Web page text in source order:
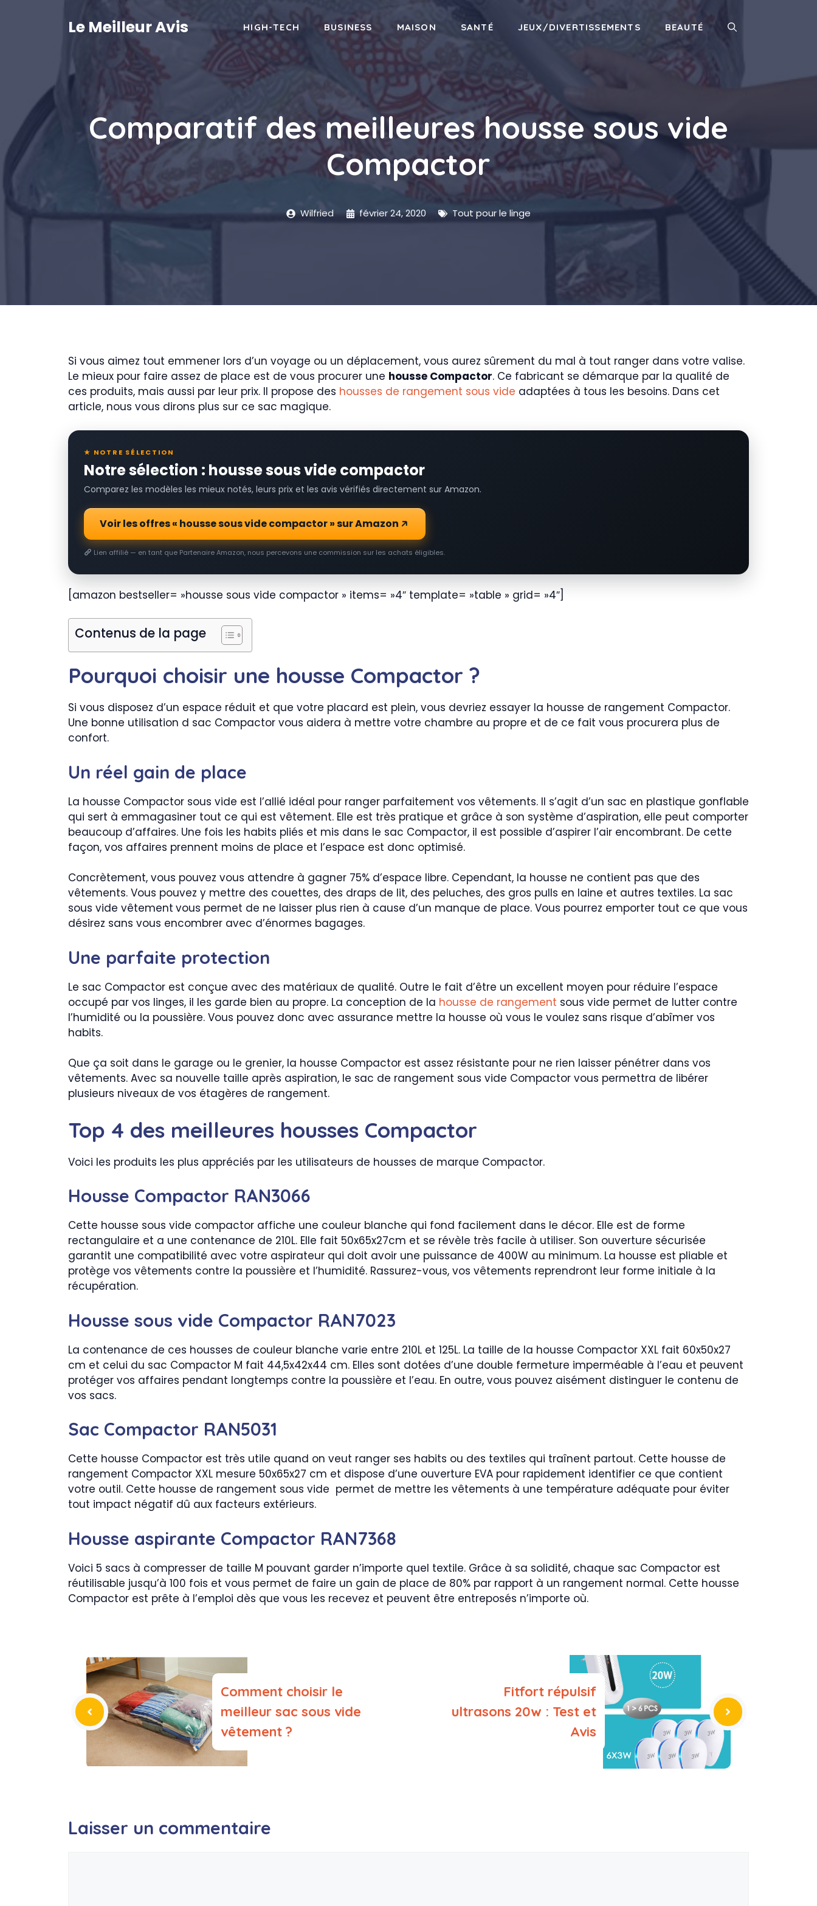
Le Meilleur Avis HIGH-TECH BUSINESS MAISON SANTÉ JEUX/DIVERTISSEMENTS BEAUTÉ
Comparatif des meilleures housse sous vide
Compactor
Wilfried février 24, 2020 Tout pour le linge
Si vous aimez tout emmener lors d’un voyage ou un déplacement, vous aurez sûrement du mal à tout ranger dans votre valise.
Le mieux pour faire assez de place est de vous procurer une housse Compactor. Ce fabricant se démarque par la qualité de
ces produits, mais aussi par leur prix. Il propose des housses de rangement sous vide adaptées à tous les besoins. Dans cet
article, nous vous dirons plus sur ce sac magique.
★ NOTRE SÉLECTION
Notre sélection : housse sous vide compactor
Comparez les modèles les mieux notés, leurs prix et les avis vérifiés directement sur Amazon.
Voir les offres « housse sous vide compactor » sur Amazon
Lien affilié — en tant que Partenaire Amazon, nous percevons une commission sur les achats éligibles.
[amazon bestseller= »housse sous vide compactor » items= »4″ template= »table » grid= »4″]
Contenus de la page
Pourquoi choisir une housse Compactor ?
Si vous disposez d’un espace réduit et que votre placard est plein, vous devriez essayer la housse de rangement Compactor.
Une bonne utilisation d sac Compactor vous aidera à mettre votre chambre au propre et de ce fait vous procurera plus de
confort.
Un réel gain de place
La housse Compactor sous vide est l’allié idéal pour ranger parfaitement vos vêtements. Il s’agit d’un sac en plastique gonflable
qui sert à emmagasiner tout ce qui est vêtement. Elle est très pratique et grâce à son système d’aspiration, elle peut comporter
beaucoup d’affaires. Une fois les habits pliés et mis dans le sac Compactor, il est possible d’aspirer l’air encombrant. De cette
façon, vos affaires prennent moins de place et l’espace est donc optimisé.
Concrètement, vous pouvez vous attendre à gagner 75% d’espace libre. Cependant, la housse ne contient pas que des
vêtements. Vous pouvez y mettre des couettes, des draps de lit, des peluches, des gros pulls en laine et autres textiles. La sac
sous vide vêtement vous permet de ne laisser plus rien à cause d’un manque de place. Vous pourrez emporter tout ce que vous
désirez sans vous encombrer avec d’énormes bagages.
Une parfaite protection
Le sac Compactor est conçue avec des matériaux de qualité. Outre le fait d’être un excellent moyen pour réduire l’espace
occupé par vos linges, il les garde bien au propre. La conception de la housse de rangement sous vide permet de lutter contre
l’humidité ou la poussière. Vous pouvez donc avec assurance mettre la housse où vous le voulez sans risque d’abîmer vos
habits.
Que ça soit dans le garage ou le grenier, la housse Compactor est assez résistante pour ne rien laisser pénétrer dans vos
vêtements. Avec sa nouvelle taille après aspiration, le sac de rangement sous vide Compactor vous permettra de libérer
plusieurs niveaux de vos étagères de rangement.
Top 4 des meilleures housses Compactor
Voici les produits les plus appréciés par les utilisateurs de housses de marque Compactor.
Housse Compactor RAN3066
Cette housse sous vide compactor affiche une couleur blanche qui fond facilement dans le décor. Elle est de forme
rectangulaire et a une contenance de 210L. Elle fait 50x65x27cm et se révèle très facile à utiliser. Son ouverture sécurisée
garantit une compatibilité avec votre aspirateur qui doit avoir une puissance de 400W au minimum. La housse est pliable et
protège vos vêtements contre la poussière et l’humidité. Rassurez-vous, vos vêtements reprendront leur forme initiale à la
récupération.
Housse sous vide Compactor RAN7023
La contenance de ces housses de couleur blanche varie entre 210L et 125L. La taille de la housse Compactor XXL fait 60x50x27
cm et celui du sac Compactor M fait 44,5x42x44 cm. Elles sont dotées d’une double fermeture imperméable à l’eau et peuvent
protéger vos affaires pendant longtemps contre la poussière et l’eau. En outre, vous pouvez aisément distinguer le contenu de
vos sacs.
Sac Compactor RAN5031
Cette housse Compactor est très utile quand on veut ranger ses habits ou des textiles qui traînent partout. Cette housse de
rangement Compactor XXL mesure 50x65x27 cm et dispose d’une ouverture EVA pour rapidement identifier ce que contient
votre outil. Cette housse de rangement sous vide permet de mettre les vêtements à une température adéquate pour éviter
tout impact négatif dû aux facteurs extérieurs.
Housse aspirante Compactor RAN7368
Voici 5 sacs à compresser de taille M pouvant garder n’importe quel textile. Grâce à sa solidité, chaque sac Compactor est
réutilisable jusqu’à 100 fois et vous permet de faire un gain de place de 80% par rapport à un rangement normal. Cette housse
Compactor est prête à l’emploi dès que vous les recevez et peuvent être entreposés n’importe où.
Comment choisir le
meilleur sac sous vide
vêtement ?
Fitfort répulsif
ultrasons 20w : Test et
Avis
Laisser un commentaire